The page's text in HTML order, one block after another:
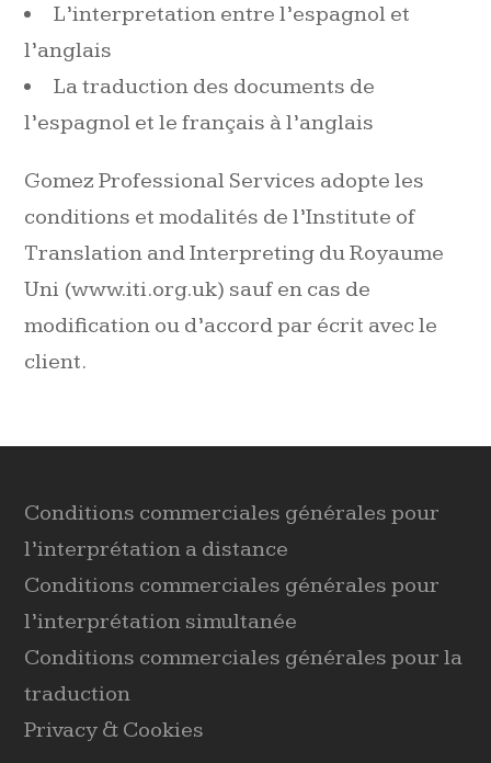
L’interpretation entre l’espagnol et
l’anglais
La traduction des documents de
l’espagnol et le français à l’anglais
Gomez Professional Services adopte les
conditions et modalités de l’Institute of
Translation and Interpreting du Royaume
Uni (www.iti.org.uk) sauf en cas de
modification ou d’accord par écrit avec le
client.
Conditions commerciales générales pour
l’interprétation a distance
Conditions commerciales générales pour
l’interprétation simultanée
Conditions commerciales générales pour la
traduction
Privacy & Cookies